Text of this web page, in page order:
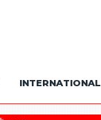
INTERNATIONAL